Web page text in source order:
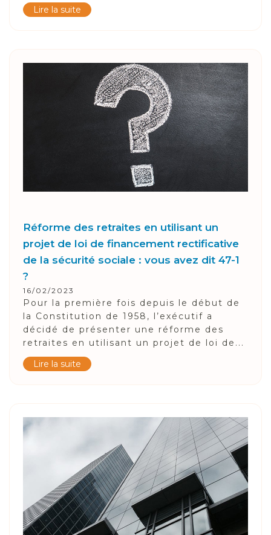
Lire la suite
Réforme des retraites en utilisant un
projet de loi de financement rectificative
de la sécurité sociale : vous avez dit 47-1
?
16/02/2023
Pour la première fois depuis le début de
la Constitution de 1958, l’exécutif a
décidé de présenter une réforme des
retraites en utilisant un projet de loi de...
Lire la suite